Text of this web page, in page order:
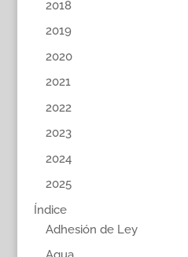
2018
2019
2020
2021
2022
2023
2024
2025
Índice
Adhesión de Ley